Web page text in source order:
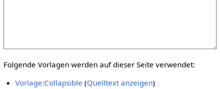
Folgende Vorlagen werden auf dieser Seite verwendet:
Vorlage:Collapsible (Quelltext anzeigen)